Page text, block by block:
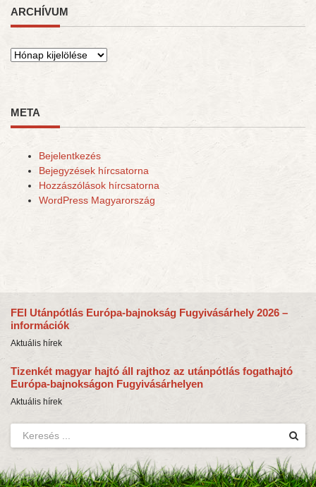
ARCHÍVUM
Archívum
META
Bejelentkezés
Bejegyzések hírcsatorna
Hozzászólások hírcsatorna
WordPress Magyarország
FEI Utánpótlás Európa-bajnokság Fugyivásárhely 2026 –
információk
Aktuális hírek
Tizenkét magyar hajtó áll rajthoz az utánpótlás fogathajtó
Európa-bajnokságon Fugyivásárhelyen
Aktuális hírek